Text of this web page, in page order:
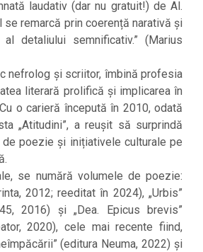
laudativ (dar nu gratuit!) de Al.
se remarcă prin coerență narativă și
detaliului semnificativ.” (Marius
nefrolog și scriitor, îmbină profesia
literară prolifică și implicarea în
o carieră începută în 2010, odată
„Atitudini”, a reușit să surprindă
poezie și inițiativele culturale pe
se numără volumele de poezie:
2012; reeditat în 2024), „Urbis”
2016) și „Dea. Epicus brevis”
2020), cele mai recente fiind,
(editura Neuma, 2022) și